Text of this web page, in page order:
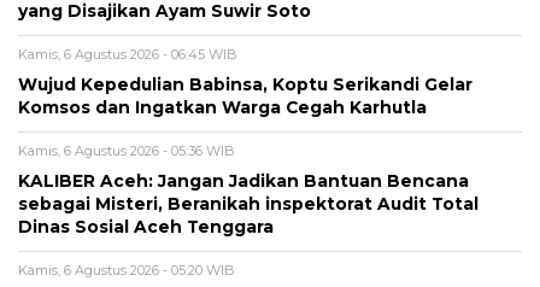
yang Disajikan Ayam Suwir Soto
Kamis, 6 Agustus 2026 - 06:45 WIB
‎Wujud Kepedulian Babinsa, Koptu Serikandi Gelar
Komsos dan Ingatkan Warga Cegah Karhutla ‎
Kamis, 6 Agustus 2026 - 05:36 WIB
KALIBER Aceh: Jangan Jadikan Bantuan Bencana
sebagai Misteri, Beranikah inspektorat Audit Total
Dinas Sosial Aceh Tenggara
Kamis, 6 Agustus 2026 - 05:20 WIB